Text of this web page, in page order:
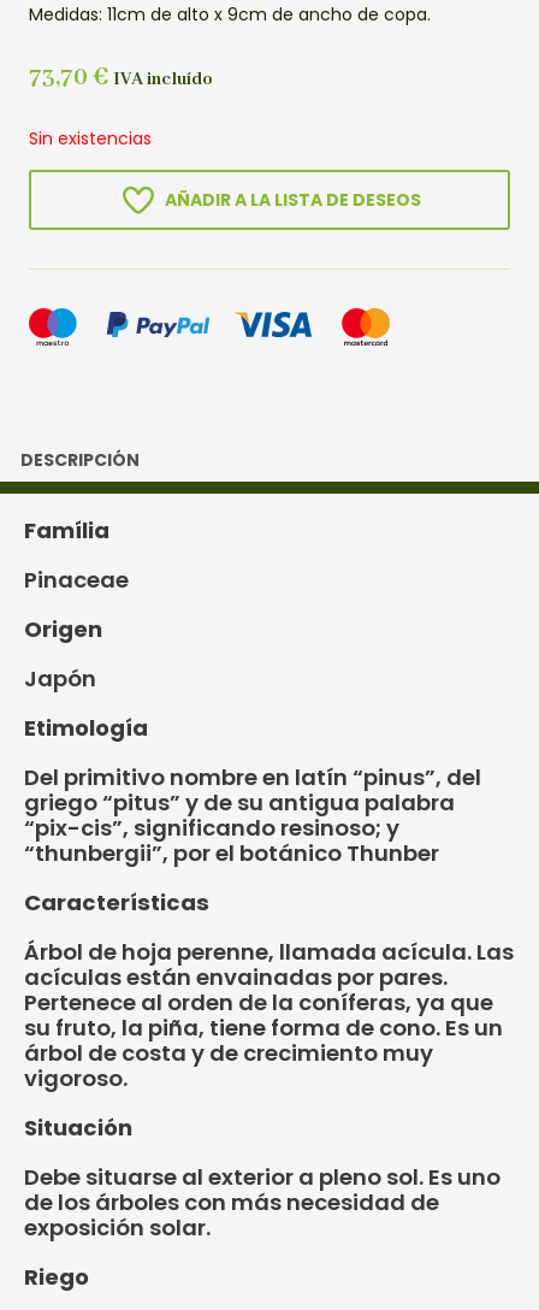
Medidas: 11cm de alto x 9cm de ancho de copa.
73,70 € IVA incluído
Sin existencias
AÑADIR A LA LISTA DE DESEOS
DESCRIPCIÓN
Família
Pinaceae
Origen
Japón
Etimología
Del primitivo nombre en latín “pinus”, del
griego “pitus” y de su antigua palabra
“pix-cis”, significando resinoso; y
“thunbergii”, por el botánico Thunber
Características
Árbol de hoja perenne, llamada acícula. Las
acículas están envainadas por pares.
Pertenece al orden de la coníferas, ya que
su fruto, la piña, tiene forma de cono. Es un
árbol de costa y de crecimiento muy
vigoroso.
Situación
Debe situarse al exterior a pleno sol. Es uno
de los árboles con más necesidad de
exposición solar.
Riego